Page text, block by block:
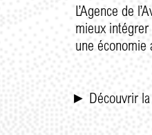
L’Agence de
mieux
une économie
► Découvrir la